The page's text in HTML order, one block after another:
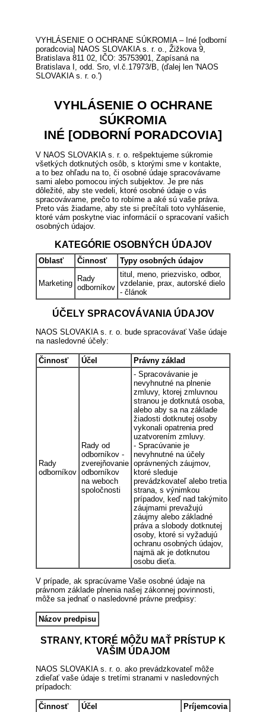
VYHLÁSENIE O OCHRANE SÚKROMIA – Iné [odborní
poradcovia] NAOS SLOVAKIA s. r. o., Žižkova 9,
Bratislava 811 02, IČO: 35753901, Zapísaná na
Bratislava I, odd. Sro, vl.č.17973/B, (ďalej len 'NAOS
SLOVAKIA s. r. o.')
VYHLÁSENIE O OCHRANE
SÚKROMIA
INÉ [ODBORNÍ PORADCOVIA]
V NAOS SLOVAKIA s. r. o. rešpektujeme súkromie
všetkých dotknutých osôb, s ktorými sme v kontakte,
a to bez ohľadu na to, či osobné údaje spracovávame
sami alebo pomocou iných subjektov. Je pre nás
dôležité, aby ste vedeli, ktoré osobné údaje o vás
spracovávame, prečo to robíme a aké sú vaše práva.
Preto vás žiadame, aby ste si prečítali toto vyhlásenie,
ktoré vám poskytne viac informácií o spracovaní vašich
osobných údajov.
KATEGÓRIE OSOBNÝCH ÚDAJOV
Oblasť Činnosť Typy osobných údajov
Marketing
Rady
odborníkov
titul, meno, priezvisko, odbor,
vzdelanie, prax, autorské dielo
- článok
ÚČELY SPRACOVÁVANIA ÚDAJOV
NAOS SLOVAKIA s. r. o. bude spracovávať Vaše údaje
na nasledovné účely:
Činnosť Účel Právny základ
Rady
odborníkov
Rady od
odborníkov -
zverejňovanie
odborníkov
na weboch
spoločnosti
- Spracovávanie je
nevyhnutné na plnenie
zmluvy, ktorej zmluvnou
stranou je dotknutá osoba,
alebo aby sa na základe
žiadosti dotknutej osoby
vykonali opatrenia pred
uzatvorením zmluvy.
- Spracúvanie je
nevyhnutné na účely
oprávnených záujmov,
ktoré sleduje
prevádzkovateľ alebo tretia
strana, s výnimkou
prípadov, keď nad takýmito
záujmami prevažujú
záujmy alebo základné
práva a slobody dotknutej
osoby, ktoré si vyžadujú
ochranu osobných údajov,
najmä ak je dotknutou
osobu dieťa.
V prípade, ak spracúvame Vaše osobné údaje na
právnom základe plnenia našej zákonnej povinnosti,
môže sa jednať o nasledovné právne predpisy:
Názov predpisu
STRANY, KTORÉ MÔŽU MAŤ PRÍSTUP K
VAŠIM ÚDAJOM
NAOS SLOVAKIA s. r. o. ako prevádzkovateľ môže
zdieľať vaše údaje s tretími stranami v nasledovných
prípadoch:
Činnosť Účel Príjemcovia